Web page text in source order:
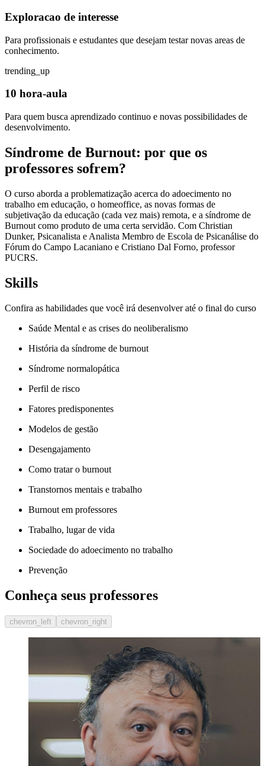
Exploracao de interesse
Para profissionais e estudantes que desejam testar novas areas de
conhecimento.
trending_up
10 hora-aula
Para quem busca aprendizado continuo e novas possibilidades de
desenvolvimento.
Síndrome de Burnout: por que os
professores sofrem?
O curso aborda a problematização acerca do adoecimento no
trabalho em educação, o homeoffice, as novas formas de
subjetivação da educação (cada vez mais) remota, e a síndrome de
Burnout como produto de uma certa servidão. Com Christian
Dunker, Psicanalista e Analista Membro de Escola de Psicanálise do
Fórum do Campo Lacaniano e Cristiano Dal Forno, professor
PUCRS.
Skills
Confira as habilidades que você irá desenvolver até o final do curso
Saúde Mental e as crises do neoliberalismo
História da síndrome de burnout
Síndrome normalopática
Perfil de risco
Fatores predisponentes
Modelos de gestão
Desengajamento
Como tratar o burnout
Transtornos mentais e trabalho
Burnout em professores
Trabalho, lugar de vida
Sociedade do adoecimento no trabalho
Prevenção
Conheça seus professores
chevron_left chevron_right